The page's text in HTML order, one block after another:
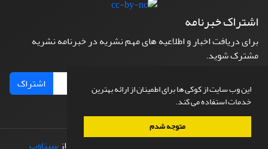
این وب سایت از کوکی ها برای اطمینان از ارائه بهترین
خدمات استفاده می کند.
متوجه شدم
اشتراک خبرنامه
برای دریافت اخبار و اطلاعیه های مهم نشریه در خبرنامه نشریه
مشترک شوید.
اشتراک
طراحی و پیاده سازی از سیناوب